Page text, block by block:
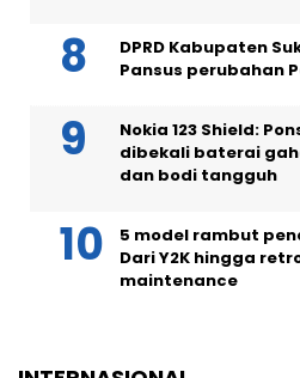
DPRD Kabupaten
Pansus perubahan
Nokia 123 Shield:
dibekali baterai
dan bodi tangguh
5 model rambut
Dari Y2K hingga
maintenance